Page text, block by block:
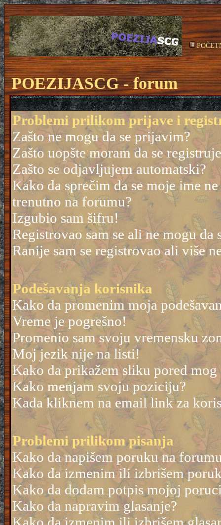
POEZIJASCG - forum
Problemi prilikom prijave i
Zašto ne mogu da se prijavim?
Zašto uopšte moram da se
Zašto se odjavljujem automatski?
Kako da sprečim da se moje ime
trenutno na forumu?
Izgubio sam šifru!
Registrovao sam se ali ne mogu
Ranije sam se registrovao ali više
Podešavanja korisnika
Kako da promenim moja
Vreme je pogrešno!
Promenio sam svoju vremensku
Moj jezik nije na listi!
Kako da prikažem sliku pored
Kako menjam svoju poziciju?
Kada kliknem na email link za
Problemi prilikom pisanja
Kako da napišem poruku na
Kako da izmenim ili izbrišem
Kako da dodam potpis mojoj
Kako da napravim glasanje?